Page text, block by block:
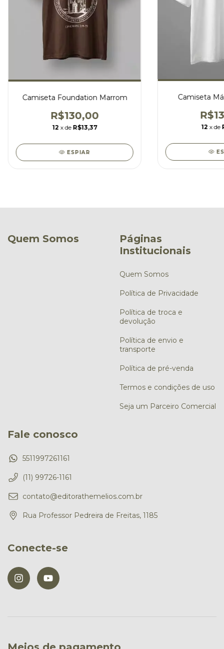
Camiseta Foundation Marrom
R$130,00
12 x de R$13,37
ESPIAR
Camiseta
12 x de
Quem Somos
Páginas
Institucionais
Quem Somos
Política de Privacidade
Política de troca e
devolução
Política de envio e
transporte
Política de pré-venda
Termos e condições de uso
Seja um Parceiro Comercial
Fale conosco
5511997261161
(11) 99726-1161
contato@editorathemelios.com.br
Rua Professor Pedreira de Freitas, 1185
Conecte-se